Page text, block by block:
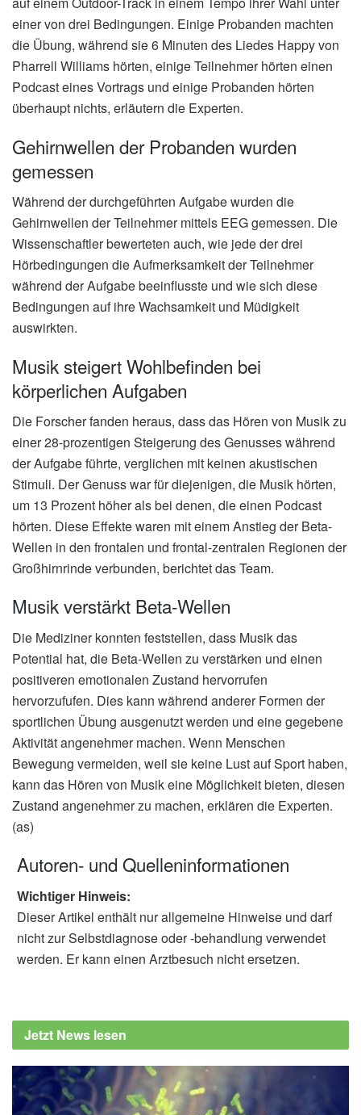
einer von drei Bedingungen. Einige Probanden machten
die Übung, während sie 6 Minuten des Liedes Happy von
Pharrell Williams hörten, einige Teilnehmer hörten einen
Podcast eines Vortrags und einige Probanden hörten
überhaupt nichts, erläutern die Experten.
Gehirnwellen der Probanden wurden
gemessen
Während der durchgeführten Aufgabe wurden die
Gehirnwellen der Teilnehmer mittels EEG gemessen. Die
Wissenschaftler bewerteten auch, wie jede der drei
Hörbedingungen die Aufmerksamkeit der Teilnehmer
während der Aufgabe beeinflusste und wie sich diese
Bedingungen auf ihre Wachsamkeit und Müdigkeit
auswirkten.
Musik steigert Wohlbefinden bei
körperlichen Aufgaben
Die Forscher fanden heraus, dass das Hören von Musik zu
einer 28-prozentigen Steigerung des Genusses während
der Aufgabe führte, verglichen mit keinen akustischen
Stimuli. Der Genuss war für diejenigen, die Musik hörten,
um 13 Prozent höher als bei denen, die einen Podcast
hörten. Diese Effekte waren mit einem Anstieg der Beta-
Wellen in den frontalen und frontal-zentralen Regionen der
Großhirnrinde verbunden, berichtet das Team.
Musik verstärkt Beta-Wellen
Die Mediziner konnten feststellen, dass Musik das
Potential hat, die Beta-Wellen zu verstärken und einen
positiveren emotionalen Zustand hervorrufen
hervorzufufen. Dies kann während anderer Formen der
sportlichen Übung ausgenutzt werden und eine gegebene
Aktivität angenehmer machen. Wenn Menschen
Bewegung vermeiden, weil sie keine Lust auf Sport haben,
kann das Hören von Musik eine Möglichkeit bieten, diesen
Zustand angenehmer zu machen, erklären die Experten.
(as)
Autoren- und Quelleninformationen
Wichtiger Hinweis:
Dieser Artikel enthält nur allgemeine Hinweise und darf
nicht zur Selbstdiagnose oder -behandlung verwendet
werden. Er kann einen Arztbesuch nicht ersetzen.
Jetzt News lesen